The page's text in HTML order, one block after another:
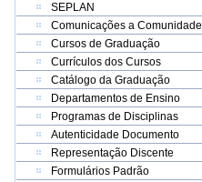
SEPLAN
Comunicações a Comunidade
Cursos de Graduação
Currículos dos Cursos
Catálogo da Graduação
Departamentos de Ensino
Programas de Disciplinas
Autenticidade Documento
Representação Discente
Formulários Padrão